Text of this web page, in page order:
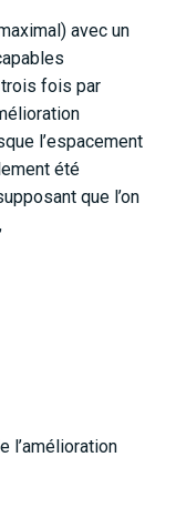
avec un
trois fois par
l’espacement
été
que l’on
l’amélioration